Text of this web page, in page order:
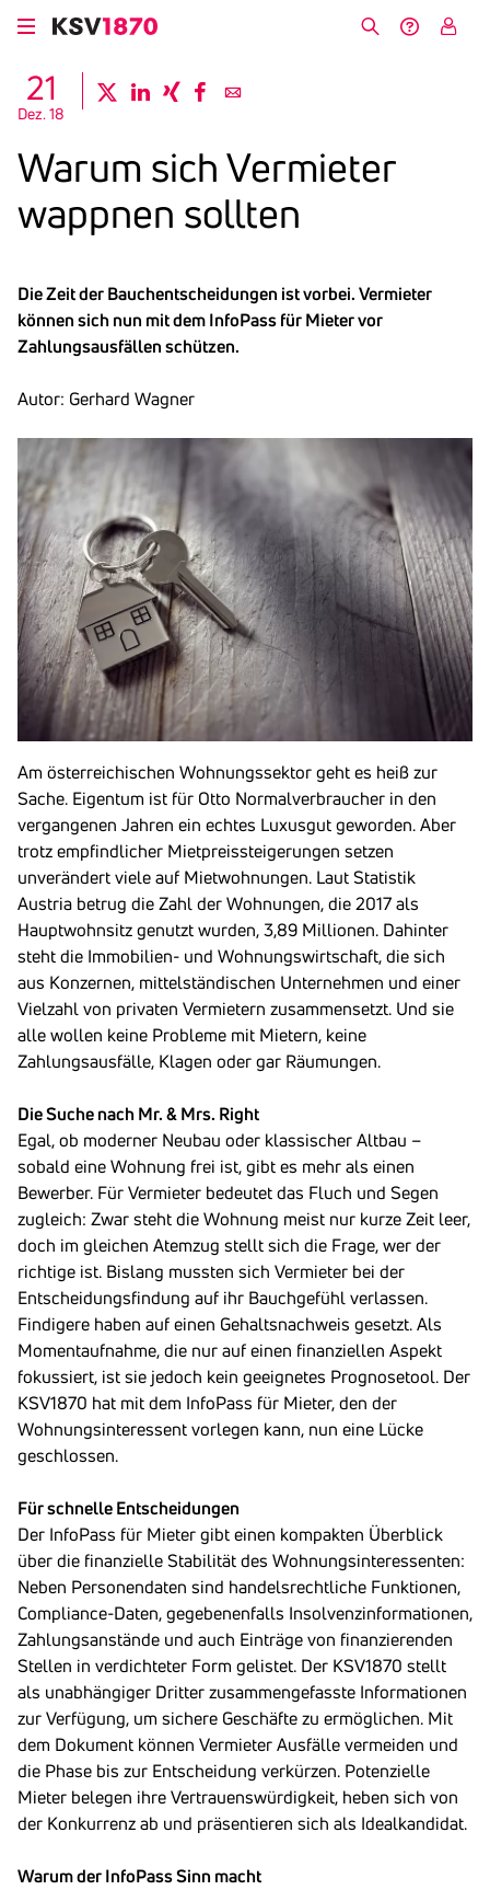
Direkt
zum
21
Dez. 18
Warum sich Vermieter
wappnen sollten
Die Zeit der Bauchentscheidungen ist vorbei. Vermieter
können sich nun mit dem InfoPass für Mieter vor
Zahlungsausfällen schützen.
Autor: Gerhard Wagner
Am österreichischen Wohnungssektor geht es heiß zur
Sache. Eigentum ist für Otto Normalverbraucher in den
vergangenen Jahren ein echtes Luxusgut geworden. Aber
trotz empfindlicher Mietpreissteigerungen setzen
unverändert viele auf Mietwohnungen. Laut Statistik
Austria betrug die Zahl der Wohnungen, die 2017 als
Hauptwohnsitz genutzt wurden, 3,89 Millionen. Dahinter
steht die Immobilien- und Wohnungswirtschaft, die sich
aus Konzernen, mittelständischen Unternehmen und einer
Vielzahl von privaten Vermietern zusammensetzt. Und sie
alle wollen keine Probleme mit Mietern, keine
Zahlungsausfälle, Klagen oder gar Räumungen.
Die Suche nach Mr. & Mrs. Right
Egal, ob moderner Neubau oder klassischer Altbau –
sobald eine Wohnung frei ist, gibt es mehr als einen
Bewerber. Für Vermieter bedeutet das Fluch und Segen
zugleich: Zwar steht die Wohnung meist nur kurze Zeit leer,
doch im gleichen Atemzug stellt sich die Frage, wer der
richtige ist. Bislang mussten sich Vermieter bei der
Entscheidungsfindung auf ihr Bauchgefühl verlassen.
Findigere haben auf einen Gehaltsnachweis gesetzt. Als
Momentaufnahme, die nur auf einen finanziellen Aspekt
fokussiert, ist sie jedoch kein geeignetes Prognosetool. Der
KSV1870 hat mit dem InfoPass für Mieter, den der
Wohnungsinteressent vorlegen kann, nun eine Lücke
geschlossen.
Für schnelle Entscheidungen
Der InfoPass für Mieter gibt einen kompakten Überblick
über die finanzielle Stabilität des Wohnungsinteressenten:
Neben Personendaten sind handelsrechtliche Funktionen,
Compliance-Daten, gegebenenfalls Insolvenzinformationen,
Zahlungsanstände und auch Einträge von finanzierenden
Stellen in verdichteter Form gelistet. Der KSV1870 stellt
als unabhängiger Dritter zusammengefasste Informationen
zur Verfügung, um sichere Geschäfte zu ermöglichen. Mit
dem Dokument können Vermieter Ausfälle vermeiden und
die Phase bis zur Entscheidung verkürzen. Potenzielle
Mieter belegen ihre Vertrauenswürdigkeit, heben sich von
der Konkurrenz ab und präsentieren sich als Idealkandidat.
Warum der InfoPass Sinn macht